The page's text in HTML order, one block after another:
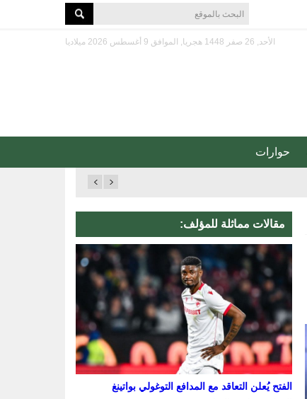
الأحد, 26 صفر 1448 هجريا, الموافق 9 أغسطس 2026 ميلاديا
حوارات
مقالات مماثلة للمؤلف:
الفتح يُعلن التعاقد مع المدافع التوغولي بواتينغ